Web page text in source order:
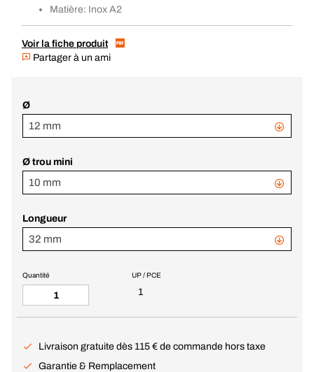
Matière: Inox A2
Voir la fiche produit
Partager à un ami
Ø
12 mm
Ø trou mini
10 mm
Longueur
32 mm
UP / PCE
1
Quantité
Livraison gratuite dès 115 € de commande hors taxe
Garantie & Remplacement